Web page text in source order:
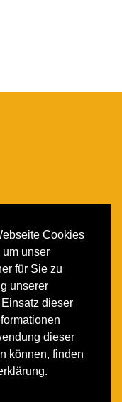
Cookies
unser
für Sie zu
unserer
dieser
dieser
können, finden